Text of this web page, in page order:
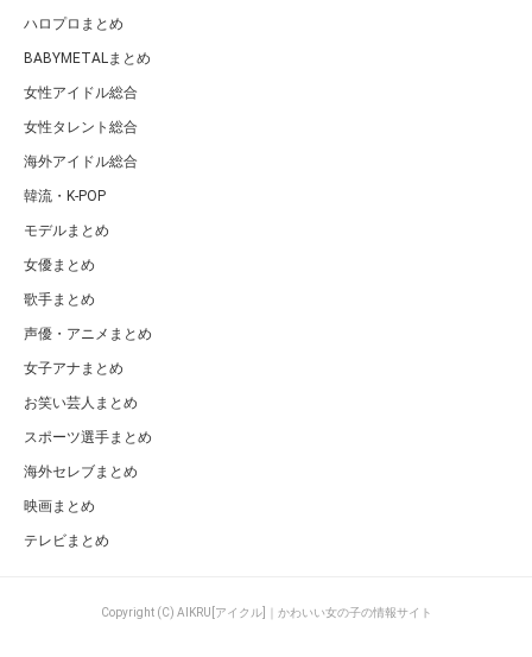
ハロプロまとめ
BABYMETALまとめ
女性アイドル総合
女性タレント総合
海外アイドル総合
韓流・K-POP
モデルまとめ
女優まとめ
歌手まとめ
声優・アニメまとめ
女子アナまとめ
お笑い芸人まとめ
スポーツ選手まとめ
海外セレブまとめ
映画まとめ
テレビまとめ
Copyright (C) AIKRU[アイクル]｜かわいい女の子の情報サイト